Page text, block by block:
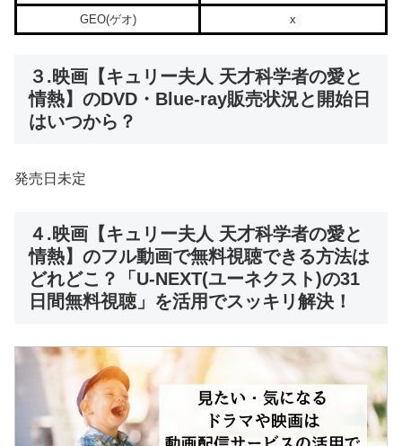
GEO(ゲオ) x
３.映画【キュリー夫人 天才科学者の愛と
情熱】のDVD・Blue-ray販売状況と開始日
はいつから？
発売日未定
４.映画【キュリー夫人 天才科学者の愛と
情熱】のフル動画で無料視聴できる方法は
どれどこ？「U-NEXT(ユーネクスト)の31
日間無料視聴」を活用でスッキリ解決！